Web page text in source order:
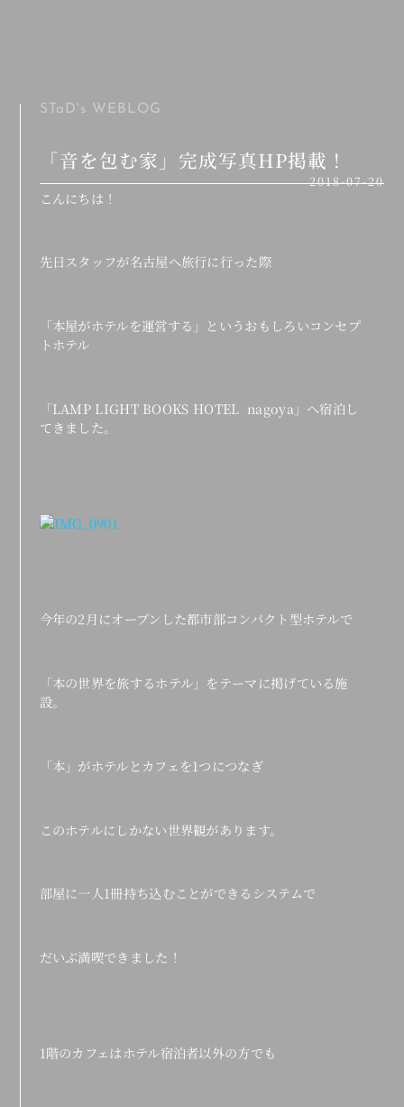
STaD's WEBLOG
「音を包む家」完成写真HP掲載！
2018-07-20
こんにちは！
先日スタッフが名古屋へ旅行に行った際
「本屋がホテルを運営する」というおもしろいコンセプ
トホテル
「LAMP LIGHT BOOKS HOTEL nagoya」へ宿泊し
てきました。
今年の2月にオープンした都市部コンパクト型ホテルで
「本の世界を旅するホテル」をテーマに掲げている施
設。
「本」がホテルとカフェを1つにつなぎ
このホテルにしかない世界観があります。
部屋に一人1冊持ち込むことができるシステムで
だいぶ満喫できました！
1階のカフェはホテル宿泊者以外の方でも